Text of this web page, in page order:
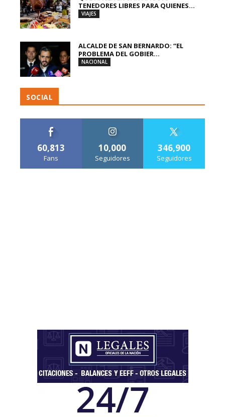
TENEDORES LIBRES PARA QUIENES...
VIAJES
ALCALDE DE SAN BERNARDO: “EL
PROBLEMA DEL GOBIER...
NACIONAL
SOCIAL
60,813
Fans
10,000
Seguidores
346,900
Seguidores